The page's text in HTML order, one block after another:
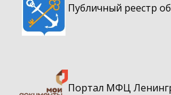
Публичный реестр
Портал МФЦ